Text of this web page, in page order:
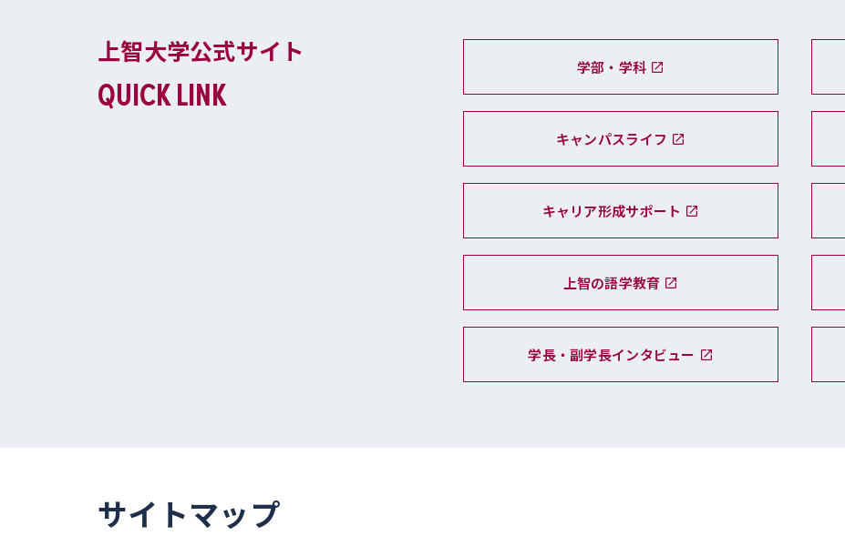
上智大学公式サイト
QUICK LINK
学部・学科
キャンパスライフ
キャリア形成サポート
上智の語学教育
学長・副学長インタビュー
サイトマップ